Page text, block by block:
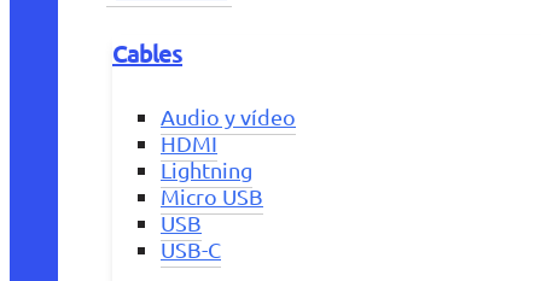
Cables
Audio y vídeo
HDMI
Lightning
Micro USB
USB
USB-C